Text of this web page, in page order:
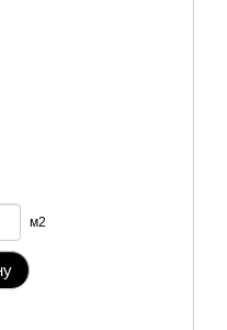
м2